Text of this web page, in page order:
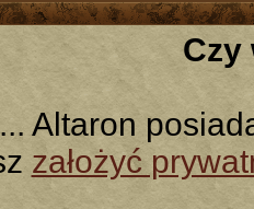
Czy
... Altaron
założyć